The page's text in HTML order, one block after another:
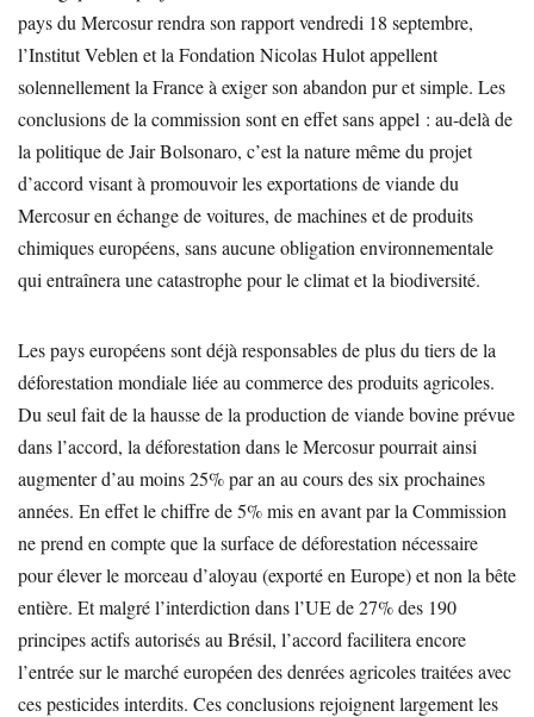
pays du Mercosur rendra son rapport vendredi 18 septembre,
l’Institut Veblen et la Fondation Nicolas Hulot appellent
solennellement la France à exiger son abandon pur et simple. Les
conclusions de la commission sont en effet sans appel : au-delà de
la politique de Jair Bolsonaro, c’est la nature même du projet
d’accord visant à promouvoir les exportations de viande du
Mercosur en échange de voitures, de machines et de produits
chimiques européens, sans aucune obligation environnementale
qui entraînera une catastrophe pour le climat et la biodiversité.
Les pays européens sont déjà responsables de plus du tiers de la
déforestation mondiale liée au commerce des produits agricoles.
Du seul fait de la hausse de la production de viande bovine prévue
dans l’accord, la déforestation dans le Mercosur pourrait ainsi
augmenter d’au moins 25% par an au cours des six prochaines
années. En effet le chiffre de 5% mis en avant par la Commission
ne prend en compte que la surface de déforestation nécessaire
pour élever le morceau d’aloyau (exporté en Europe) et non la bête
entière. Et malgré l’interdiction dans l’UE de 27% des 190
principes actifs autorisés au Brésil, l’accord facilitera encore
l’entrée sur le marché européen des denrées agricoles traitées avec
ces pesticides interdits. Ces conclusions rejoignent largement les